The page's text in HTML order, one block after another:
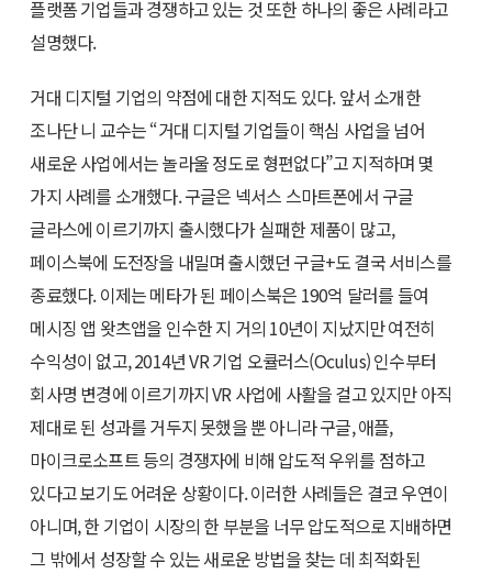
플랫폼 기업들과 경쟁하고 있는 것 또한 하나의 좋은 사례라고
설명했다.
거대 디지털 기업의 약점에 대한 지적도 있다. 앞서 소개한
조나단 니 교수는 “거대 디지털 기업들이 핵심 사업을 넘어
새로운 사업에서는 놀라울 정도로 형편없다”고 지적하며 몇
가지 사례를 소개했다. 구글은 넥서스 스마트폰에서 구글
글라스에 이르기까지 출시했다가 실패한 제품이 많고,
페이스북에 도전장을 내밀며 출시했던 구글+도 결국 서비스를
종료했다. 이제는 메타가 된 페이스북은 190억 달러를 들여
메시징 앱 왓츠앱을 인수한 지 거의 10년이 지났지만 여전히
수익성이 없고, 2014년 VR 기업 오큘러스(Oculus) 인수부터
회사명 변경에 이르기까지 VR 사업에 사활을 걸고 있지만 아직
제대로 된 성과를 거두지 못했을 뿐 아니라 구글, 애플,
마이크로소프트 등의 경쟁자에 비해 압도적 우위를 점하고
있다고 보기도 어려운 상황이다. 이러한 사례들은 결코 우연이
아니며, 한 기업이 시장의 한 부분을 너무 압도적으로 지배하면
그 밖에서 성장할 수 있는 새로운 방법을 찾는 데 최적화된